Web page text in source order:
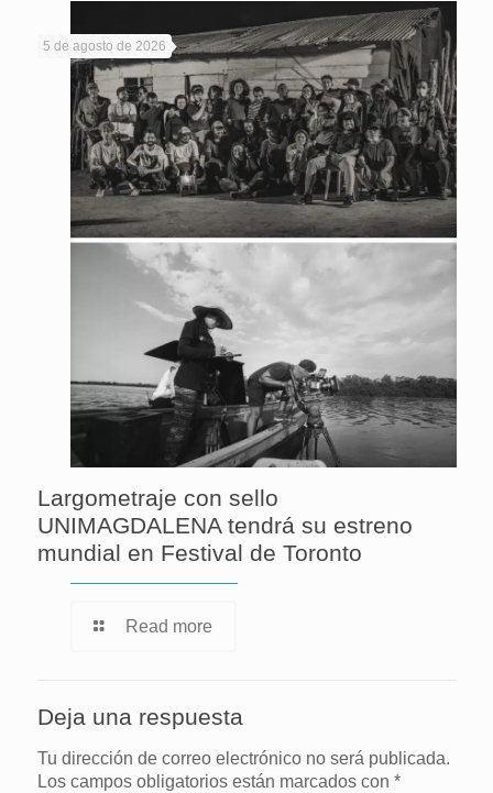
5 de agosto de 2026
Largometraje con sello
UNIMAGDALENA tendrá su estreno
mundial en Festival de Toronto
Read more
Deja una respuesta
Tu dirección de correo electrónico no será publicada.
Los campos obligatorios están marcados con *